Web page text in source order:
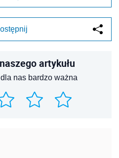
artykułu
nas bardzo ważna